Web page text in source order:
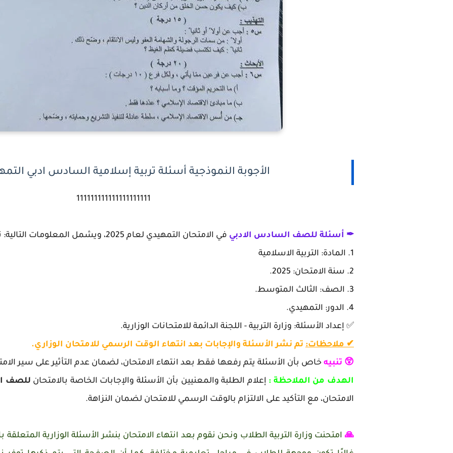
الأجوبة النموذجية أسئلة تربية إسلامية السادس ادبي
111111111111111111111
✒ أسئلة للصف السادس الادبي في الامتحان التمهيدي لعام 2025، ويشمل المعلومات التالية:
1. المادة: التربية الاسلامية
2. سنة الامتحان: 2025.
3. الصف: الثالث المتوسط.
4. الدور: التمهيدي.
✅ إعداد الأسئلة: وزارة التربية - اللجنة الدائمة للامتحانات الوزارية.
✔ملاحظات: تم نشر الأسئلة والإجابات بعد انتهاء الوقت الرسمي للامتحان الوزاري.
😲 تنبيه خاص بأن الأسئلة يتم رفعها فقط بعد انتهاء الامتحان، لضمان عدم التأثير على سير
الهدف من الملاحظة : إعلام الطلبة والمعنيين بأن الأسئلة والإجابات الخاصة بالامتحان للصف
الامتحان، مع التأكيد على الالتزام بالوقت الرسمي للامتحان لضمان النزاهة.
🙏 امتحنت وزارة التربية الطلاب ونحن نقوم بعد انتهاء الامتحان بنشر الأسئلة الوزارية المتعلقة